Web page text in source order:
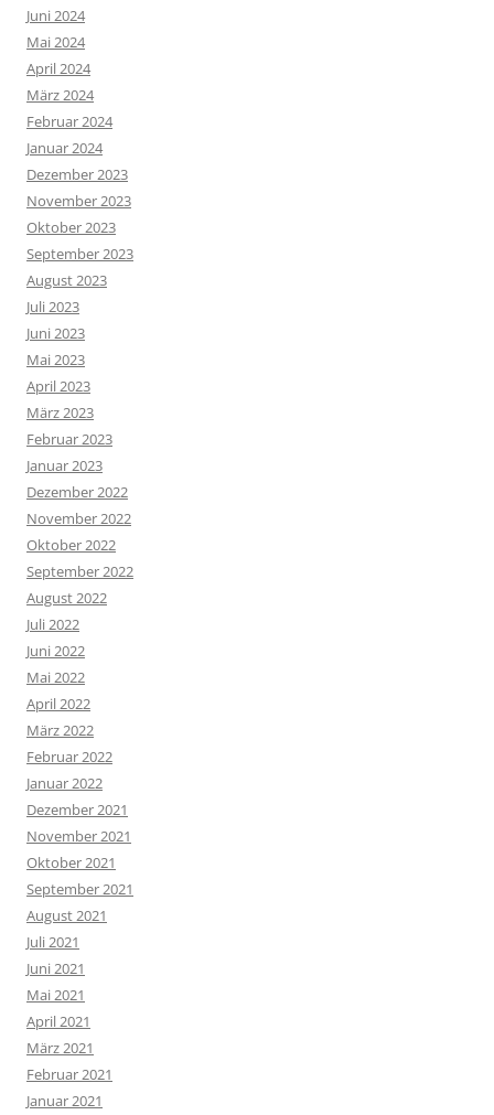
Juni 2024
Mai 2024
April 2024
März 2024
Februar 2024
Januar 2024
Dezember 2023
November 2023
Oktober 2023
September 2023
August 2023
Juli 2023
Juni 2023
Mai 2023
April 2023
März 2023
Februar 2023
Januar 2023
Dezember 2022
November 2022
Oktober 2022
September 2022
August 2022
Juli 2022
Juni 2022
Mai 2022
April 2022
März 2022
Februar 2022
Januar 2022
Dezember 2021
November 2021
Oktober 2021
September 2021
August 2021
Juli 2021
Juni 2021
Mai 2021
April 2021
März 2021
Februar 2021
Januar 2021